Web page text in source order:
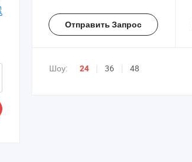
вентилятор
Отправить Запрос
Шоу: 24 36 48